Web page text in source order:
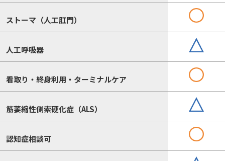
ストーマ（人工肛門）
人工呼吸器
看取り・終身利用・ターミナルケア
筋萎縮性側索硬化症（ALS）
認知症相談可